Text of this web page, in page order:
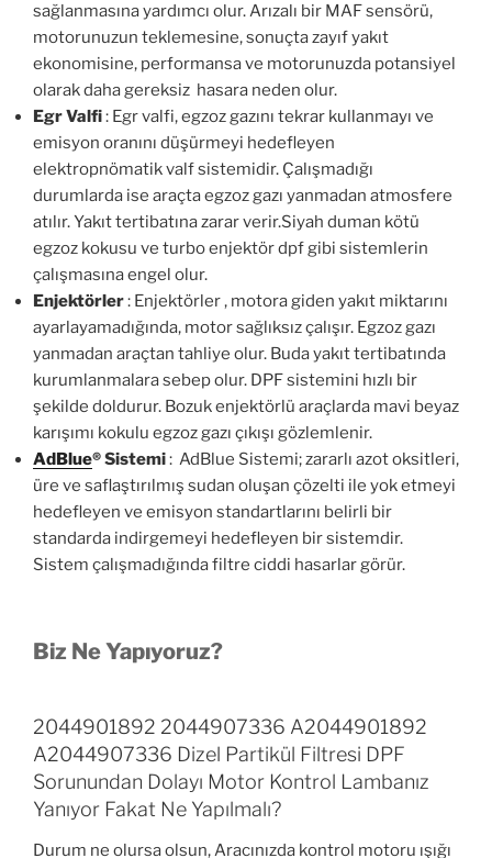
sağlanmasına yardımcı olur. Arızalı bir MAF sensörü,
motorunuzun teklemesine, sonuçta zayıf yakıt
ekonomisine, performansa ve motorunuzda potansiyel
olarak daha gereksiz hasara neden olur.
Egr Valfi: Egr valfi, egzoz gazını tekrar kullanmayı ve
emisyon oranını düşürmeyi hedefleyen
elektropnömatik valf sistemidir. Çalışmadığı
durumlarda ise araçta egzoz gazı yanmadan atmosfere
atılır. Yakıt tertibatına zarar verir.Siyah duman kötü
egzoz kokusu ve turbo enjektör dpf gibi sistemlerin
çalışmasına engel olur.
Enjektörler: Enjektörler , motora giden yakıt miktarını
ayarlayamadığında, motor sağlıksız çalışır. Egzoz gazı
yanmadan araçtan tahliye olur. Buda yakıt tertibatında
kurumlanmalara sebep olur. DPF sistemini hızlı bir
şekilde doldurur. Bozuk enjektörlü araçlarda mavi beyaz
karışımı kokulu egzoz gazı çıkışı gözlemlenir.
AdBlue®Sistemi: AdBlue Sistemi; zararlı azot oksitleri,
üre ve saflaştırılmış sudan oluşan çözelti ile yok etmeyi
hedefleyen ve emisyon standartlarını belirli bir
standarda indirgemeyi hedefleyen bir sistemdir.
Sistem çalışmadığında filtre ciddi hasarlar görür.
Biz Ne Yapıyoruz?
2044901892 2044907336 A2044901892
A2044907336 Dizel Partikül Filtresi DPF
Sorunundan Dolayı Motor Kontrol Lambanız
Yanıyor Fakat Ne Yapılmalı?
Durum ne olursa olsun, Aracınızda kontrol motoru ışığı